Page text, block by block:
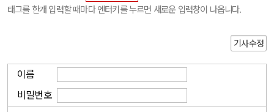
태그를 한개 입력할 때마다 엔터키를 누르면 새로운 입력창이 나옵니다.
기사수정
이름
비밀번호